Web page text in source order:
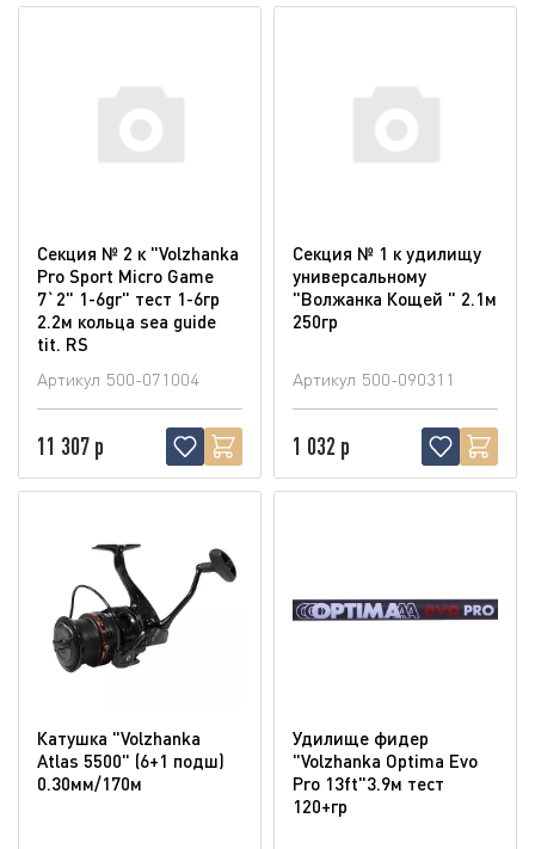
Секция № 2 к "Volzhanka
Pro Sport Micro Game
7`2" 1-6gr" тест 1-6гр
2.2м кольца sea guide
tit. RS
Артикул 500-071004
11 307 р
Секция № 1 к удилищу
универсальному
"Волжанка Кощей " 2.1м
250гр
Артикул 500-090311
1 032 р
Катушка "Volzhanka
Atlas 5500" (6+1 подш)
0.30мм/170м
Удилище фидер
"Volzhanka Optima Evo
Pro 13ft"3.9м тест
120+гр